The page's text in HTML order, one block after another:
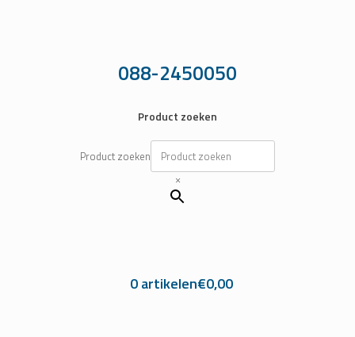
088-2450050
Product zoeken
Product zoeken
×
0 artikelen€0,00